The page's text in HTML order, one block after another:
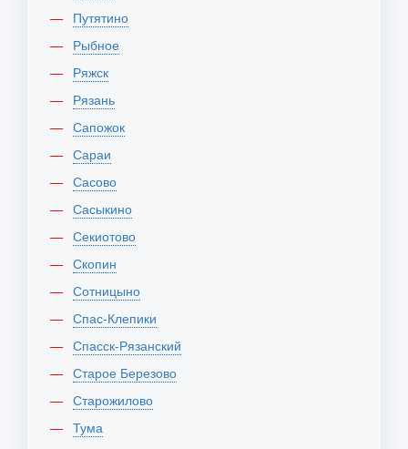
Путятино
Рыбное
Ряжск
Рязань
Сапожок
Сараи
Сасово
Сасыкино
Секиотово
Скопин
Сотницыно
Спас-Клепики
Спасск-Рязанский
Старое Березово
Старожилово
Тума